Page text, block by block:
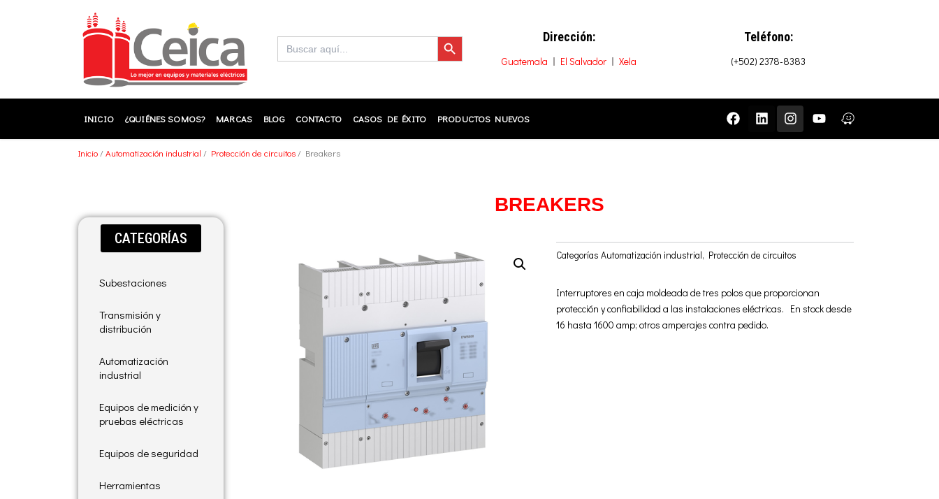
Buscar: Botón de búsqueda Dirección:
Guatemala El Salvador Xela
Teléfono:
(+502) 2378-8383
INICIO ¿QUIÉNES SOMOS? MARCAS BLOG CONTACTO CASOS DE ÉXITO PRODUCTOS NUEVOS F
a
c
L
i
n
I
n
s
Y
o
u
W
a
z
Inicio /Automatización industrial / Protección de circuitos / Breakers
CATEGORÍAS
Subestaciones
Transmisión y
distribución
Automatización
industrial
Equipos de medición y
pruebas eléctricas
Equipos de seguridad
Herramientas
BREAKERS
Categorías Automatización industrial, Protección de circuitos
Interruptores en caja moldeada de tres polos que proporcionan
protección y confiabilidad a las instalaciones eléctricas. En stock desde
16 hasta 1600 amp; otros amperajes contra pedido.